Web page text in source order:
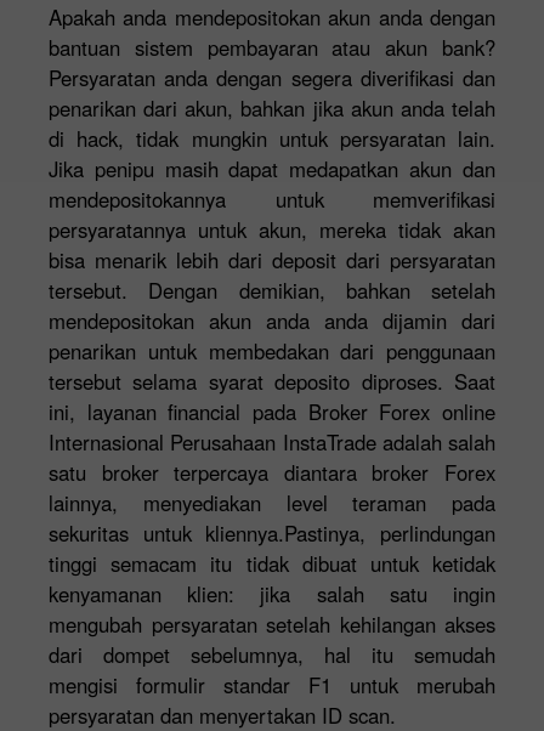
Apakah anda mendepositokan akun anda dengan
bantuan sistem pembayaran atau akun bank?
Persyaratan anda dengan segera diverifikasi dan
penarikan dari akun, bahkan jika akun anda telah
di hack, tidak mungkin untuk persyaratan lain.
Jika penipu masih dapat medapatkan akun dan
mendepositokannya untuk memverifikasi
persyaratannya untuk akun, mereka tidak akan
bisa menarik lebih dari deposit dari persyaratan
tersebut. Dengan demikian, bahkan setelah
mendepositokan akun anda anda dijamin dari
penarikan untuk membedakan dari penggunaan
tersebut selama syarat deposito diproses. Saat
ini, layanan financial pada Broker Forex online
Internasional Perusahaan InstaTrade adalah salah
satu broker terpercaya diantara broker Forex
lainnya, menyediakan level teraman pada
sekuritas untuk kliennya.Pastinya, perlindungan
tinggi semacam itu tidak dibuat untuk ketidak
kenyamanan klien: jika salah satu ingin
mengubah persyaratan setelah kehilangan akses
dari dompet sebelumnya, hal itu semudah
mengisi formulir standar F1 untuk merubah
persyaratan dan menyertakan ID scan.